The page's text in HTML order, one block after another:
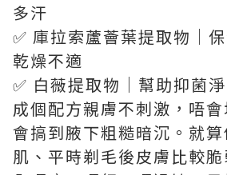
多汗
✅ 庫拉索蘆薈葉提取物｜
乾燥不適
✅ 白薇提取物｜幫助抑菌
成個配方親膚不刺激，唔
會搞到腋下粗糙暗沉。就
肌、平時剃毛後皮膚比較